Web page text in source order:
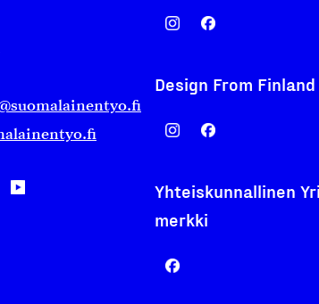
Design From Finland
Yhteiskunnallinen
merkki